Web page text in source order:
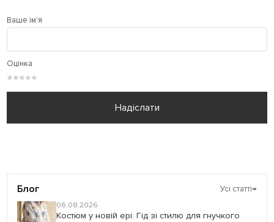
Ваше ім'я
Оцінка
★
★
★
★
★
Надіслати
Блог Усі статті→
06.08.2026
Костюм у новій ері: Гід зі стилю для гнучкого